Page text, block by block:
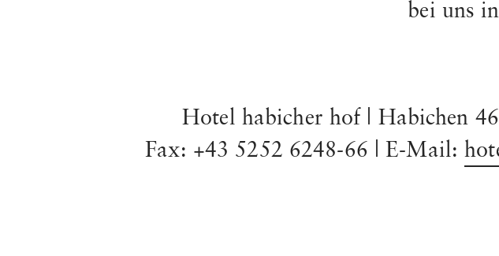
bei uns
Hotel habicher hof | Habichen
Fax: +43 5252 6248-66 | E-Mail: